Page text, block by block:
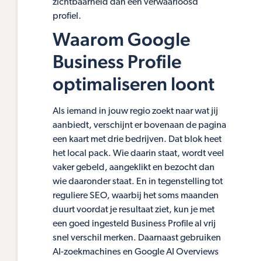
zichtbaarheid dan een verwaarloosd
profiel.
Waarom Google
Business Profile
optimaliseren loont
Als iemand in jouw regio zoekt naar wat jij
aanbiedt, verschijnt er bovenaan de pagina
een kaart met drie bedrijven. Dat blok heet
het local pack. Wie daarin staat, wordt veel
vaker gebeld, aangeklikt en bezocht dan
wie daaronder staat. En in tegenstelling tot
reguliere SEO, waarbij het soms maanden
duurt voordat je resultaat ziet, kun je met
een goed ingesteld Business Profile al vrij
snel verschil merken. Daarnaast gebruiken
AI-zoekmachines en Google AI Overviews